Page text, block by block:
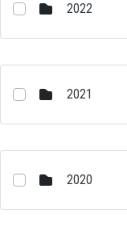
2022
2021
2020